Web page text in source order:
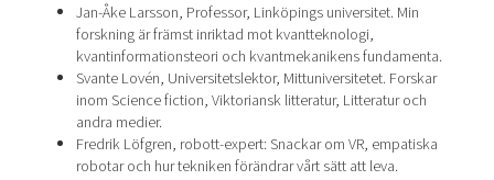
Jan-Åke Larsson, Professor, Linköpings universitet. Min
forskning är främst inriktad mot kvantteknologi,
kvantinformationsteori och kvantmekanikens fundamenta.
Svante Lovén, Universitetslektor, Mittuniversitetet. Forskar
inom Science fiction, Viktoriansk litteratur, Litteratur och
andra medier.
Fredrik Löfgren, robott-expert: Snackar om VR, empatiska
robotar och hur tekniken förändrar vårt sätt att leva.